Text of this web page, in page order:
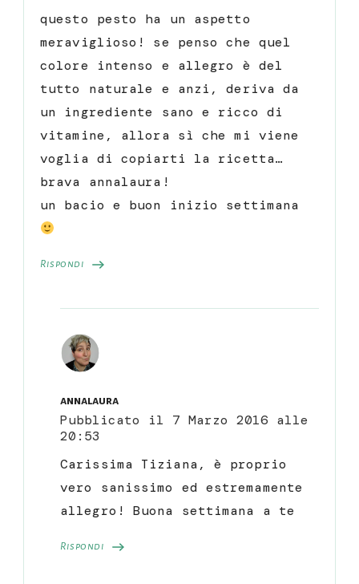
Rispondi
questo pesto ha un aspetto
meraviglioso! se penso che quel
colore intenso e allegro è del
tutto naturale e anzi, deriva da
un ingrediente sano e ricco di
vitamine, allora sì che mi viene
voglia di copiarti la ricetta…
brava annalaura!
un bacio e buon inizio settimana
annalaura
Pubblicato il 7 Marzo 2016 alle
20:53
Rispondi
Carissima Tiziana, è proprio
vero sanissimo ed estremamente
allegro! Buona settimana a te